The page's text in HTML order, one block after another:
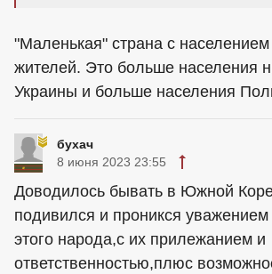
"Маленькая" страна с
жителей. Это больше населения
Украины и больше населения
бухач
8 июня 2023 23:55
Доводилось бывать в Южной
подивился и проникся
этого народа,с их прилежанием и
ответственностью,плюс